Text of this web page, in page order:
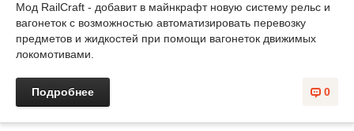
Мод RailCraft - добавит в майнкрафт новую систему рельс и
вагонеток с возможностью автоматизировать перевозку
предметов и жидкостей при помощи вагонеток движимых
локомотивами.
0
Подробнее